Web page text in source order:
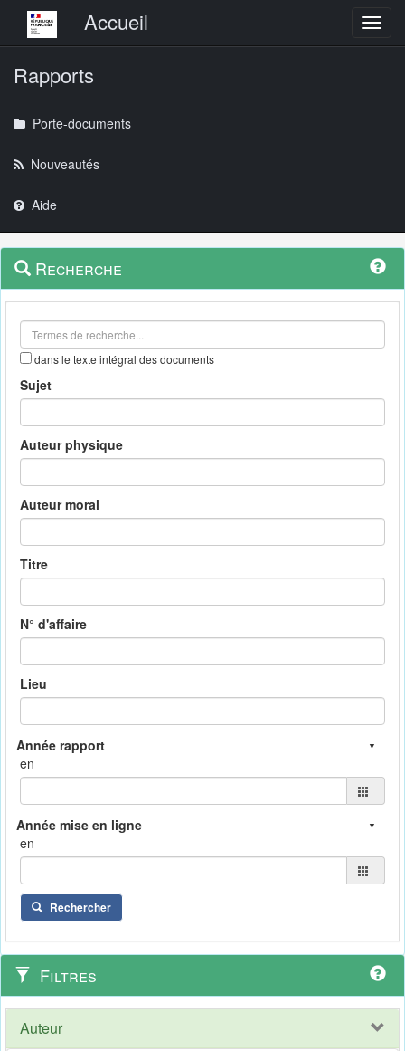
Menu principalAccueil
Rapports
Porte-documents
Nouveautés
Aide
Navigation
outils
Menu
contextuel
Recherche
dans le texte intégral des documents
Sujet
Auteur physique
Auteur moral
Titre
N° d'affaire
Lieu
en
en
Rechercher
Filtres
Auteur